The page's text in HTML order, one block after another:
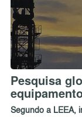
Pesquisa
Segundo a LEEA,